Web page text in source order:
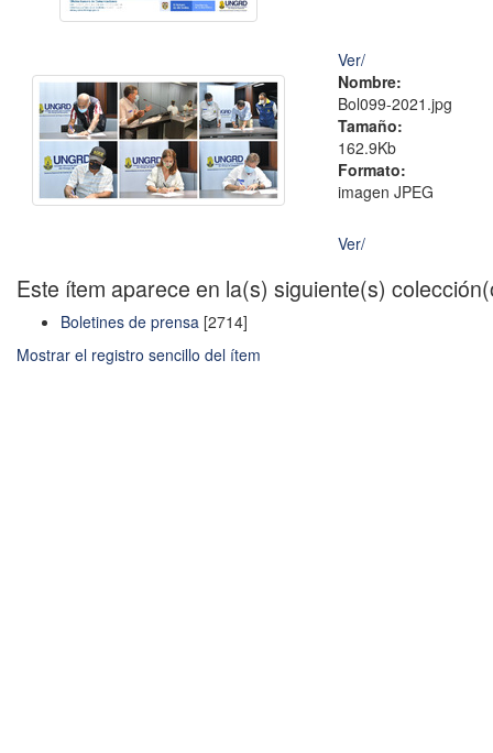
Ver/
Nombre:
Bol099-2021.jpg
Tamaño:
162.9Kb
Formato:
imagen JPEG
Ver/
Este ítem aparece en la(s) siguiente(s)
Boletines de prensa [2714]
Mostrar el registro sencillo del ítem